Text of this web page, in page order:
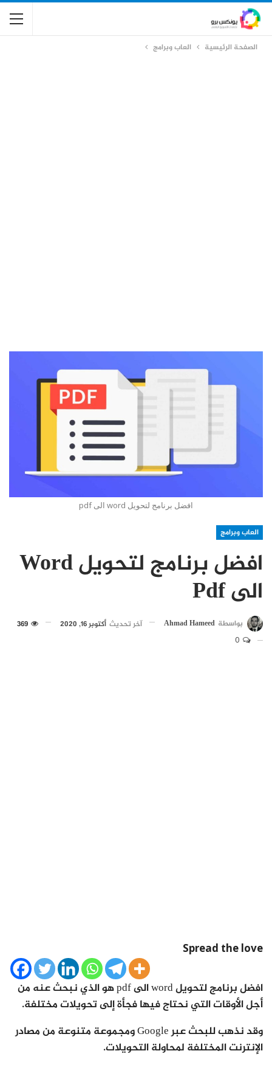
الصفحة الرئيسية العاب وبرامج
افضل برنامج لتحويل word الى pdf
العاب وبرامج
افضل برنامج لتحويل Word
الى Pdf
بواسطة Ahmad Hameed آخر تحديث أكتوبر 16, 2020
Spread the love
افضل برنامج لتحويل word الى pdf هو الذي نبحث عنه من
أجل الأوقات التي نحتاج فيها فجأة إلى تحويلات مختلفة.
وقد نذهب للبحث عبر Google ومجموعة متنوعة من مصادر
الإنترنت المختلفة لمحاولة التحويلات.